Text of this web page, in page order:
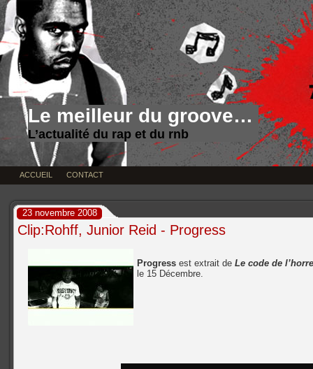
Le meilleur du groove…
L’actualité du rap et du rnb
ACCUEIL CONTACT
23 novembre 2008
Clip:Rohff, Junior Reid - Progress
Progress est extrait de Le code de
le 15 Décembre.